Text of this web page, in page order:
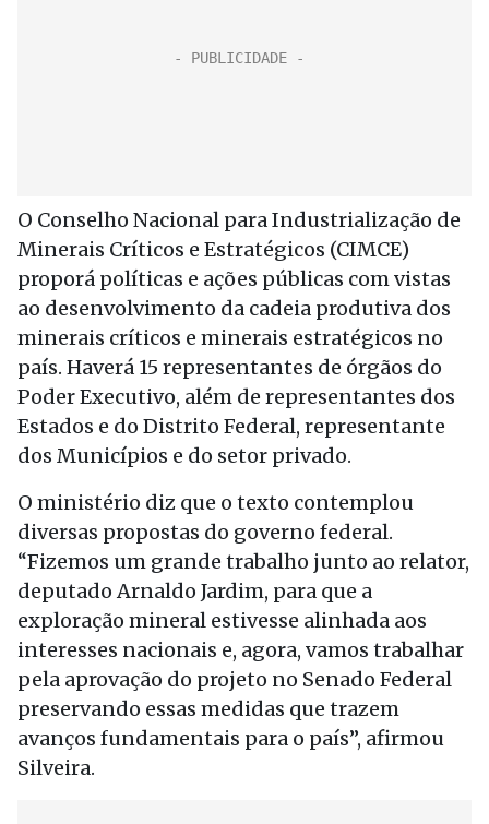
O Conselho Nacional para Industrialização de
Minerais Críticos e Estratégicos (CIMCE)
proporá políticas e ações públicas com vistas
ao desenvolvimento da cadeia produtiva dos
minerais críticos e minerais estratégicos no
país. Haverá 15 representantes de órgãos do
Poder Executivo, além de representantes dos
Estados e do Distrito Federal, representante
dos Municípios e do setor privado.
O ministério diz que o texto contemplou
diversas propostas do governo federal.
“Fizemos um grande trabalho junto ao relator,
deputado Arnaldo Jardim, para que a
exploração mineral estivesse alinhada aos
interesses nacionais e, agora, vamos trabalhar
pela aprovação do projeto no Senado Federal
preservando essas medidas que trazem
avanços fundamentais para o país”, afirmou
Silveira.